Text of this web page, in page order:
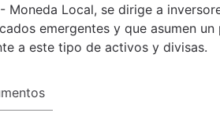
Moneda Local, se dirige a
emergentes y que asumen
a este tipo de activos y divisas.